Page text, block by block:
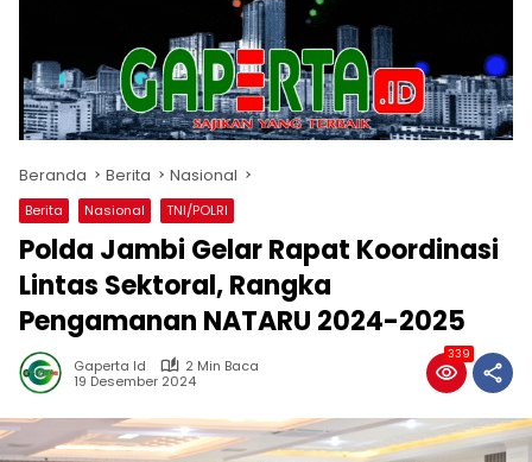
Beranda Berita Nasional
Berita Nasional TNI/POLRI
Polda Jambi Gelar Rapat Koordinasi
Lintas Sektoral, Rangka
Pengamanan NATARU 2024-2025
Gaperta Id
2 Min Baca
19 Desember 2024
339